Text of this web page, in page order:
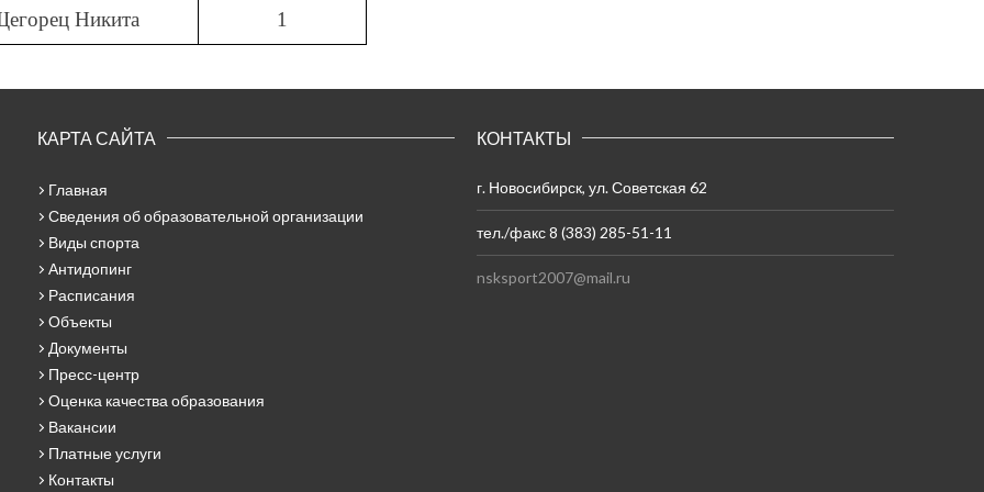
Никита 1
КАРТА САЙТА
Главная
Сведения об образовательной организации
Виды спорта
Антидопинг
Расписания
Объекты
Документы
Пресс-центр
Оценка качества образования
Вакансии
Платные услуги
Контакты
КОНТАКТЫ
г. Новосибирск, ул. Советская 62
тел./факс 8 (383) 285-51-11
nsksport2007@mail.ru